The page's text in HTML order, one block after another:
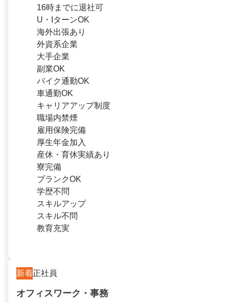
16時までに退社可
U・IターンOK
海外出張あり
外資系企業
大手企業
副業OK
バイク通勤OK
車通勤OK
キャリアアップ制度
職場内禁煙
雇用保険完備
厚生年金加入
産休・育休実績あり
寮完備
ブランクOK
学歴不問
スキルアップ
スキル不問
教育充実
新着正社員
オフィスワーク・事務